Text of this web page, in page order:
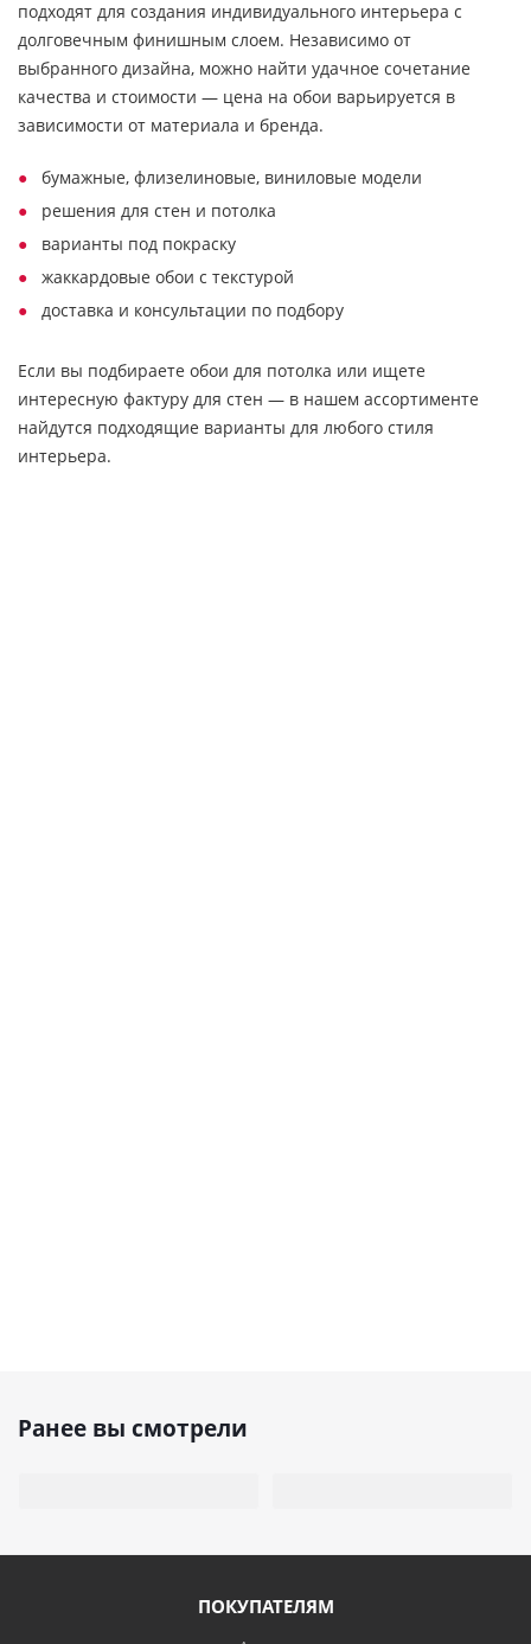
подходят для создания индивидуального интерьера с
долговечным финишным слоем. Независимо от
выбранного дизайна, можно найти удачное сочетание
качества и стоимости — цена на обои варьируется в
зависимости от материала и бренда.
бумажные, флизелиновые, виниловые модели
решения для стен и потолка
варианты под покраску
жаккардовые обои с текстурой
доставка и консультации по подбору
Если вы подбираете обои для потолка или ищете
интересную фактуру для стен — в нашем ассортименте
найдутся подходящие варианты для любого стиля
интерьера.
Ранее вы смотрели
ПОКУПАТЕЛЯМ